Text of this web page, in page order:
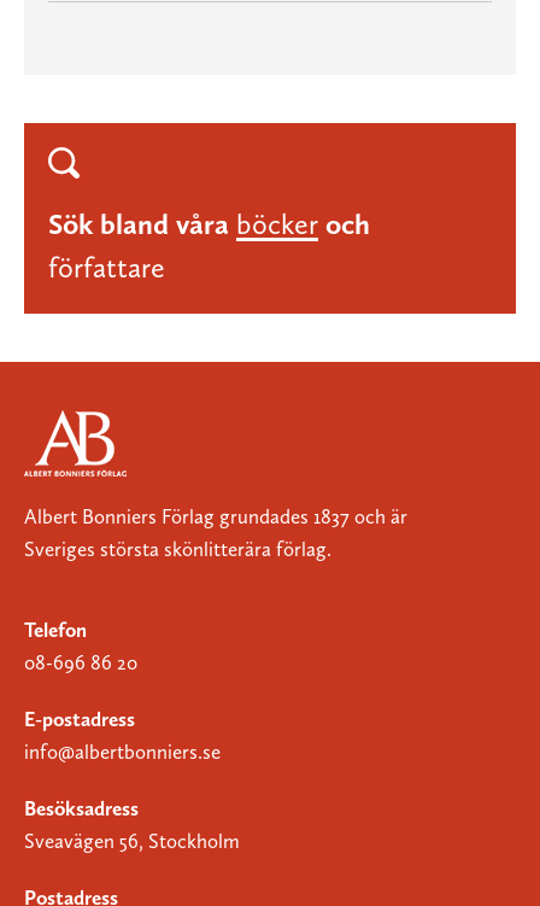
Sök bland våra böcker och
författare
Albert Bonniers Förlag grundades 1837 och är
Sveriges största skönlitterära förlag.
Telefon
08-696 86 20
E-postadress
info@albertbonniers.se
Besöksadress
Sveavägen 56, Stockholm
Postadress